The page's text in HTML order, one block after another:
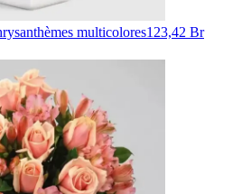
multicolores123,42 Br